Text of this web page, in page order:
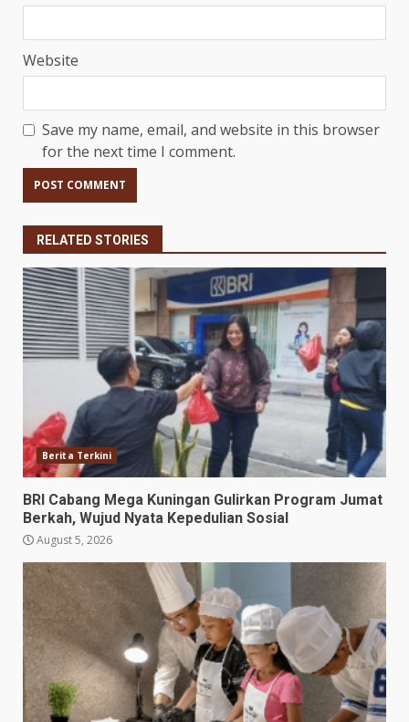
Website
Save my name, email, and website in this browser
for the next time I comment.
RELATED STORIES
Berita Terkini
BRI Cabang Mega Kuningan Gulirkan Program Jumat
Berkah, Wujud Nyata Kepedulian Sosial
August 5, 2026